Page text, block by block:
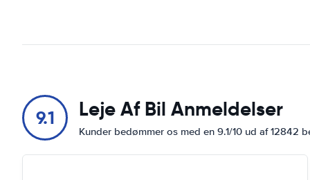
9.1 Leje Af Bil Anmeldelser
Kunder bedømmer os med en 9.1/10 ud af 12842